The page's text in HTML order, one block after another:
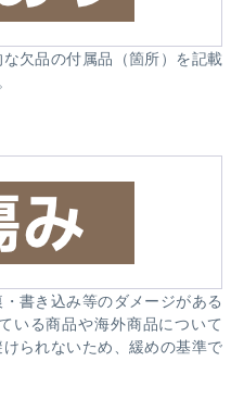
欠品の付属品（箇所）を記載
書き込み等のダメージがある
いる商品や海外商品について
られないため、緩めの基準で